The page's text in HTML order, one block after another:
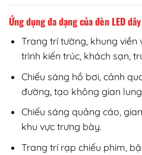
Ứng dụng đa dạng của đèn LED
Trang trí tường, khung
trình kiến trúc, khách sạn,
Chiếu sáng hồ bơi, cảnh
đường, tạo không gian
Chiếu sáng quảng cáo,
khu vực trưng bày.
Trang trí rạp chiếu phim,